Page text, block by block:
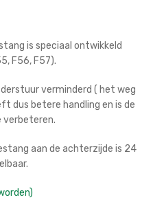
is speciaal ontwikkeld
F56, F57).
verminderd ( het weg
dus betere handling en is de
verbeteren.
aan de achterzijde is 24